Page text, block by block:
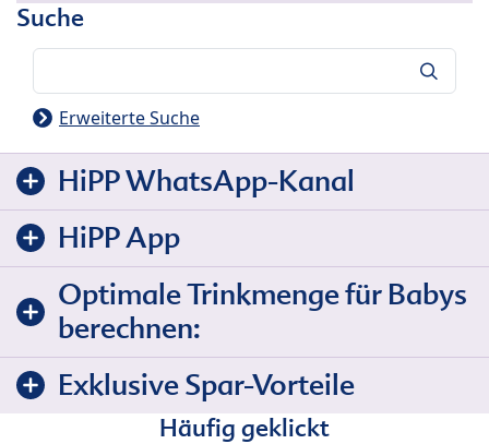
Suche
Erweiterte Suche
HiPP WhatsApp-Kanal
HiPP App
Optimale Trinkmenge für Babys
berechnen:
Exklusive Spar-Vorteile
Häufig geklickt